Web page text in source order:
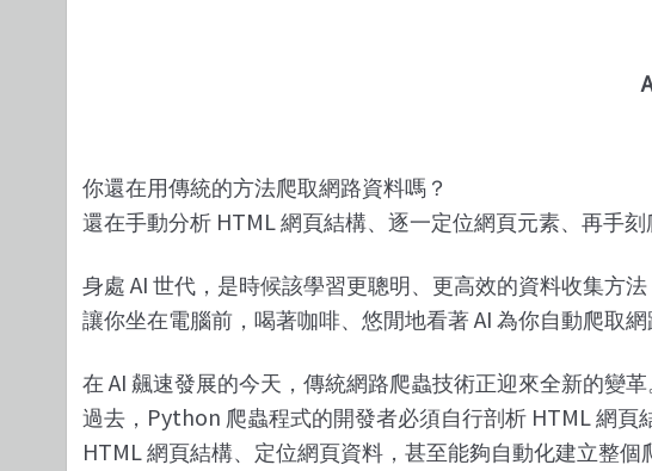
你還在用傳統的方法爬取網路資料嗎？
還在手動分析 HTML 網頁結構、逐一定位網頁元素、再手刻
身處 AI 世代，是時候該學習更聰明、更高效的資料收集方法
讓你坐在電腦前，喝著咖啡、悠閒地看著 AI 為你自動爬取網
在 AI 飆速發展的今天，傳統網路爬蟲技術正迎來全新的變革
過去， Python 爬蟲程式的開發者必須自行剖析 HTML 網頁
HTML 網頁結構、定位網頁資料，甚至能夠自動化建立整個